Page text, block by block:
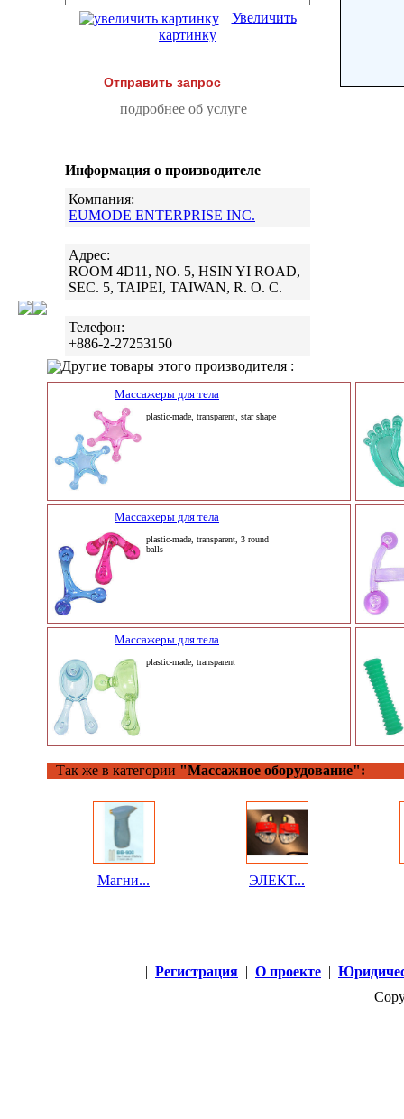
Увеличить
картинку
Отправить запрос
подробнее об услуге
Информация о производителе
Компания:
EUMODE ENTERPRISE INC.
Адрес:
ROOM 4D11, NO. 5, HSIN YI ROAD,
SEC. 5, TAIPEI, TAIWAN, R. O. C.
Телефон:
+886-2-27253150
Другие товары этого производителя :
Массажеры для тела
plastic-made, transparent, star shape
Массажеры для тела
plastic-made, transparent, 3 round
balls
Массажеры для тела
plastic-made, transparent
Так же в категории "Массажное оборудование":
Магни... ЭЛЕКТ...
| Регистрация | О проекте |